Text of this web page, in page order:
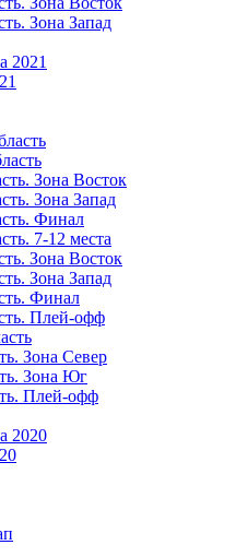
Зона Запад
2021
Зона Восток
Зона Запад
Финал
7-12 места
Зона Восток
Зона Запад
Финал
Плей-офф
Зона Север
Зона Юг
Плей-офф
2020